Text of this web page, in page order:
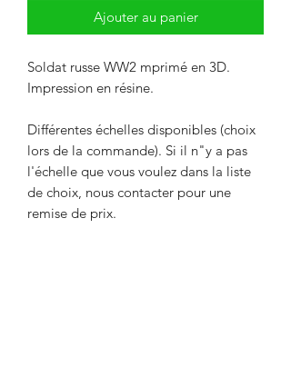
Ajouter au panier
Soldat russe WW2 mprimé en 3D.
Impression en résine.
Différentes échelles disponibles (choix
lors de la commande). Si il n"y a pas
l'échelle que vous voulez dans la liste
de choix, nous contacter pour une
remise de prix.